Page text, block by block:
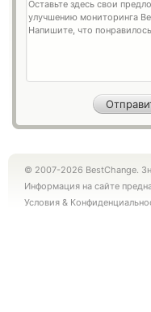
© 2007-2026 BestChange.
Информация на сайте
Условия &